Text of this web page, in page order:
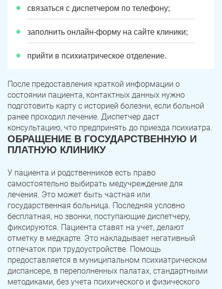
связаться с диспетчером по телефону;
заполнить онлайн-форму на сайте клиники;
прийти в психиатрическое отделение.
После предоставления краткой информации о
состоянии пациента, контактных данных нужно
подготовить карту с историей болезни, если больной
ранее проходил лечение. Диспетчер даст
консультацию, что предпринять до приезда психиатра.
ОБРАЩЕНИЕ В ГОСУДАРСТВЕННУЮ И
ПЛАТНУЮ КЛИНИКУ
У пациента и родственников есть право
самостоятельно выбирать медучреждение для
лечения. Это может быть частная или
государственная больница. Последняя условно
бесплатная, но звонки, поступающие диспетчеру,
фиксируются. Пациента ставят на учет, делают
отметку в медкарте. Это накладывает негативный
отпечаток при трудоустройстве. Помощь
предоставляется в муниципальном психиатрическом
диспансере, в переполненных палатах, стандартными
методиками, без учета психического и физического